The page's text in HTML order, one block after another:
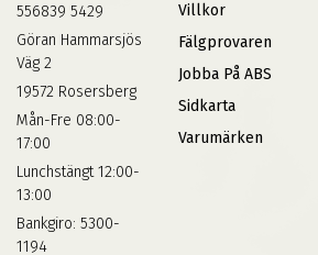
556839 5429
Göran Hammarsjös
Väg 2
19572 Rosersberg
Mån-Fre 08:00-
17:00
Lunchstängt 12:00-
13:00
Bankgiro: 5300-
1194
Villkor
Fälgprovaren
Jobba På ABS
Sidkarta
Varumärken